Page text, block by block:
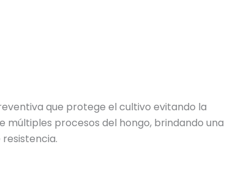
que protege el cultivo evitando la
múltiples procesos del hongo, brindando una